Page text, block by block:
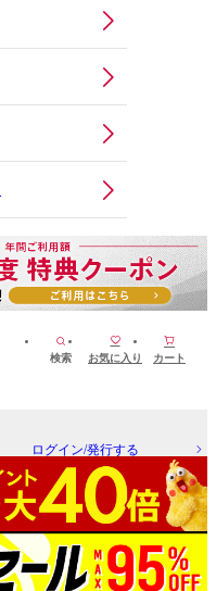
検索 お気に入り カート
ログイン/発行する